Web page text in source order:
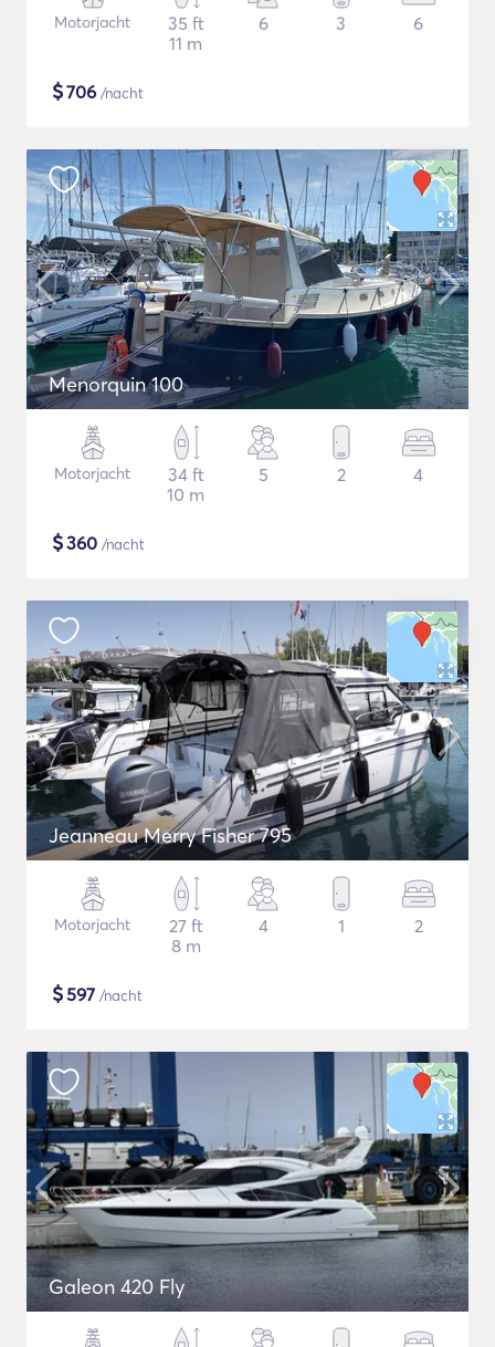
Motorjacht
35 ft
11 m
6 3 6
$706 /nacht
Menorquin 100
Motorjacht
34 ft
10 m
5 2 4
$360 /nacht
Jeanneau Merry Fisher 795
Motorjacht
27 ft
8 m
4 1 2
$597 /nacht
Galeon 420 Fly